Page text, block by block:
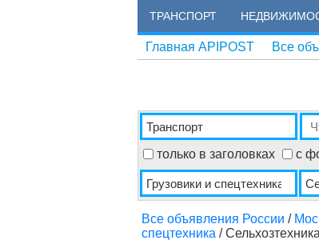
ТРАНСПОРТ
Главная APIPOST Все
только в заголовках с
Все объявления России /
спецтехника / Сельхозтехника